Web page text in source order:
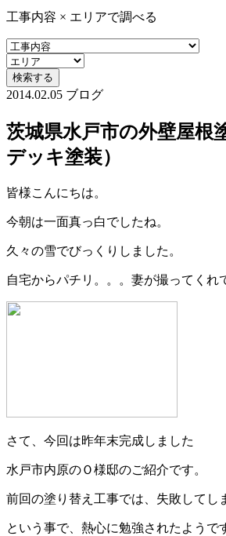
工事内容 × エリアで調べる
2014.02.05 ブログ
茨城県水戸市の外壁屋根
デッキ塗装）
皆様こんにちは。
今朝は一面真っ白でしたね。
久々の雪でびっくりしました。
自宅からパチリ。。。妻が撮ってくれ
さて、今回は昨年末完成しました
水戸市内原のＯ様邸のご紹介です。
前回の塗り替え工事では、失敗してし
という事で、熱心に勉強されたようで